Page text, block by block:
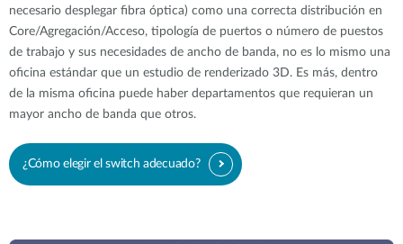
necesario desplegar fibra óptica) como una correcta distribución en
Core/Agregación/Acceso, tipología de puertos o número de puestos
de trabajo y sus necesidades de ancho de banda, no es lo mismo una
oficina estándar que un estudio de renderizado 3D. Es más, dentro
de la misma oficina puede haber departamentos que requieran un
mayor ancho de banda que otros.
¿Cómo elegir el switch adecuado?